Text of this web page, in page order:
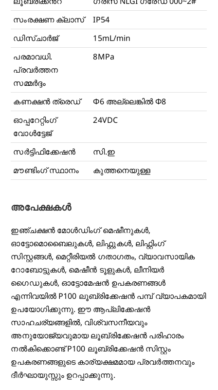
സംരക്ഷണ ക്ലാസ്
IP54
ഡിസ്ചാർജ്
15mL/min
പരമാവധി.
പ്രവർത്തന
സമ്മർദ്ദം
8MPa
കണക്ഷൻ ത്രെഡ്
Φ6 അല്ലെങ്കിൽ Φ8
ഓപ്പറേറ്റിംഗ്
വോൾട്ടേജ്
24VDC
സർട്ടിഫിക്കേഷൻ
സി.ഇ
മൗണ്ടിംഗ് സ്ഥാനം
കുത്തനെയുള്ള
അപേക്ഷകൾ
ഇഞ്ചക്ഷൻ മോൾഡിംഗ് മെഷീനുകൾ,
ഓട്ടോമൊബൈലുകൾ, ലിഫ്റ്റുകൾ, ലിഫ്റ്റിംഗ്
സിസ്റ്റങ്ങൾ, മെറ്റീരിയൽ ഗതാഗതം, വ്യാവസായിക
റോബോട്ടുകൾ, മെഷീൻ ടൂളുകൾ, ലീനിയർ
ഗൈഡുകൾ, ഓട്ടോമേഷൻ ഉപകരണങ്ങൾ
എന്നിവയിൽ P100 ലൂബ്രിക്കേഷൻ പമ്പ് വ്യാപകമായി
ഉപയോഗിക്കുന്നു. ഈ ആപ്ലിക്കേഷൻ
സാഹചര്യങ്ങളിൽ, വിശ്വസനീയവും
അനുയോജ്യവുമായ ലൂബ്രിക്കേഷൻ പരിഹാരം
നൽകിക്കൊണ്ട് P100 ലൂബ്രിക്കേഷൻ സിസ്റ്റം
ഉപകരണങ്ങളുടെ കാര്യക്ഷമമായ പ്രവർത്തനവും
ദീർഘായുസ്സും ഉറപ്പാക്കുന്നു.